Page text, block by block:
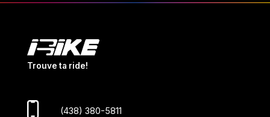
Trouve ta ride!
(438) 380-5811